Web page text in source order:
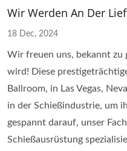
Wir Werden An Der
18 Dec, 2024
Wir freuen uns, bekannt zu
wird! Diese
Ballroom, in Las Vegas,
in der Schießindustrie, um
gespannt darauf, unser
Schießausrüstung